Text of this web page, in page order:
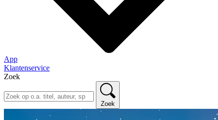
App
Klantenservice
Zoek
Zoek